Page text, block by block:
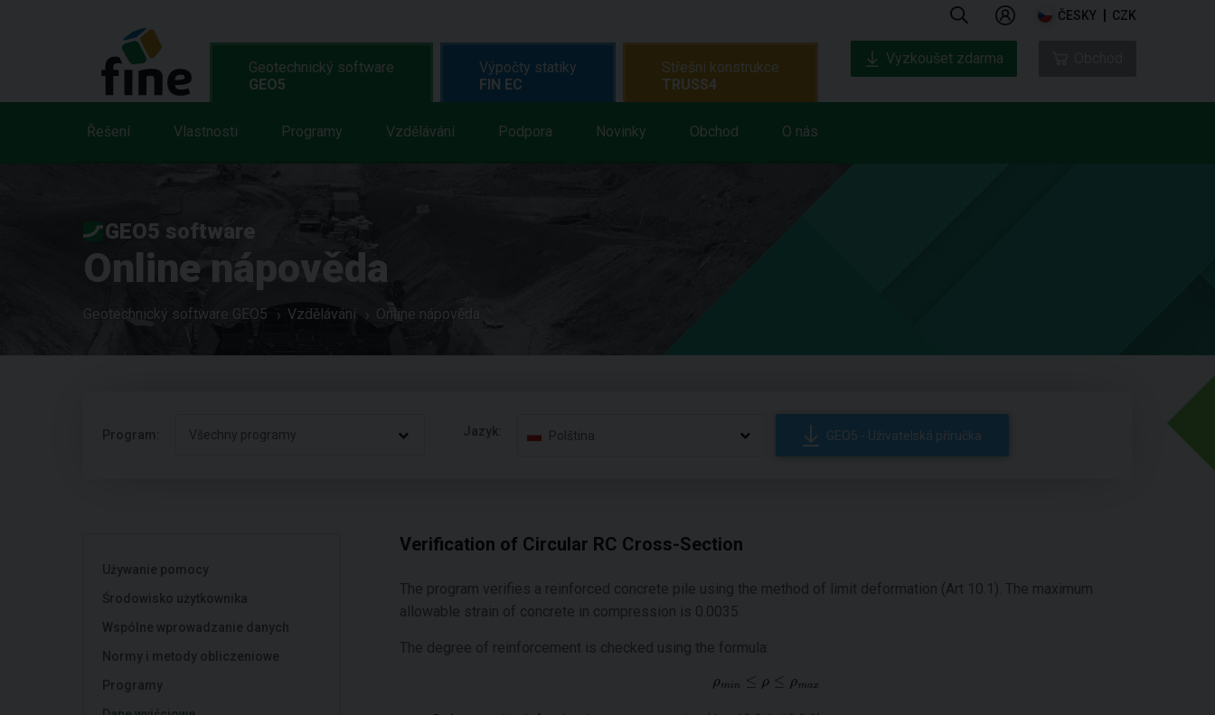
ČESKY CZK
Geotechnický software
GEO5
Řešení Vlastnosti Programy Vzdělávání Podpora Novinky Obchod O nás
Výpočty statiky
FIN EC
Střešní konstrukce
TRUSS4
Vyzkoušet zdarma
GEO5 software
Online nápověda
Geotechnický software GEO5 Vzdělávání Online nápověda
Program: Všechny programy Jazyk: Polština GEO5 - Uživatelská příručka
Używanie pomocy
Środowisko użytkownika
Wspólne wprowadzanie danych
Normy i metody obliczeniowe
Programy
Verification of Circular RC Cross-Section
The program verifies a reinforced concrete pile using the method of limit deformation (Art 10.1). The maximum
allowable strain of concrete in compression is 0.0035.
The degree of reinforcement is checked using the formula: